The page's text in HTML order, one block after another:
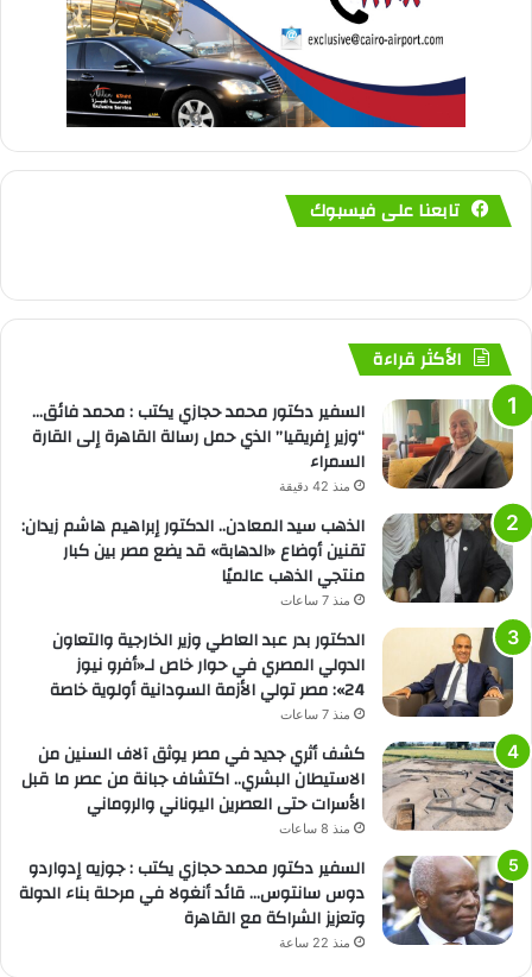
تابعنا على فيسبوك
الأكثر قراءة
السفير دكتور محمد حجازي يكتب : محمد فائق…
“وزير إفريقيا” الذي حمل رسالة القاهرة إلى القارة
السمراء
منذ 42 دقيقة
الذهب سيد المعادن.. الدكتور إبراهيم هاشم زيدان:
تقنين أوضاع «الدهابة» قد يضع مصر بين كبار
منتجي الذهب عالميًا
منذ 7 ساعات
الدكتور بدر عبد العاطي وزير الخارجية والتعاون
الدولي المصري في حوار خاص لـ«أفرو نيوز
24»: مصر تولي الأزمة السودانية أولوية خاصة
منذ 7 ساعات
كشف أثري جديد في مصر يوثق آلاف السنين من
الاستيطان البشري.. اكتشاف جبانة من عصر ما قبل
الأسرات حتى العصرين اليوناني والروماني
منذ 8 ساعات
السفير دكتور محمد حجازي يكتب : جوزيه إدواردو
دوس سانتوس… قائد أنغولا في مرحلة بناء الدولة
وتعزيز الشراكة مع القاهرة
منذ 22 ساعة